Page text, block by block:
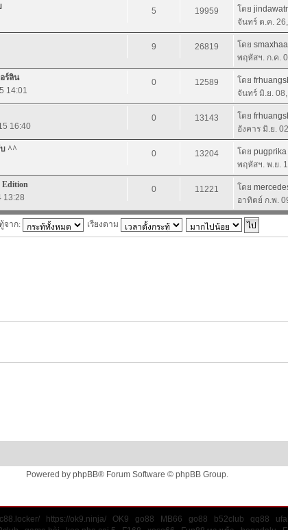
5 19959 โดย
จันทร์ ต.ค.
9 26819 โดย
พฤหัสฯ. ก.ค.
ร์ลิน
14:01
0 12589 โดย
จันทร์ มิ.ย.
16:40
0 13143 โดย
อังคาร มิ.ย.
^^
0 13204 โดย pugprika
พฤหัสฯ. พ.ย.
Edition
13:28
0 11221 โดย
อาทิตย์ ก.พ.
จาก: เรียงตาม
Powered by phpBB® Forum Software © phpBB Group.
https://ok9.ninja/ OK9 go88 MB66 go88 b52club qq88